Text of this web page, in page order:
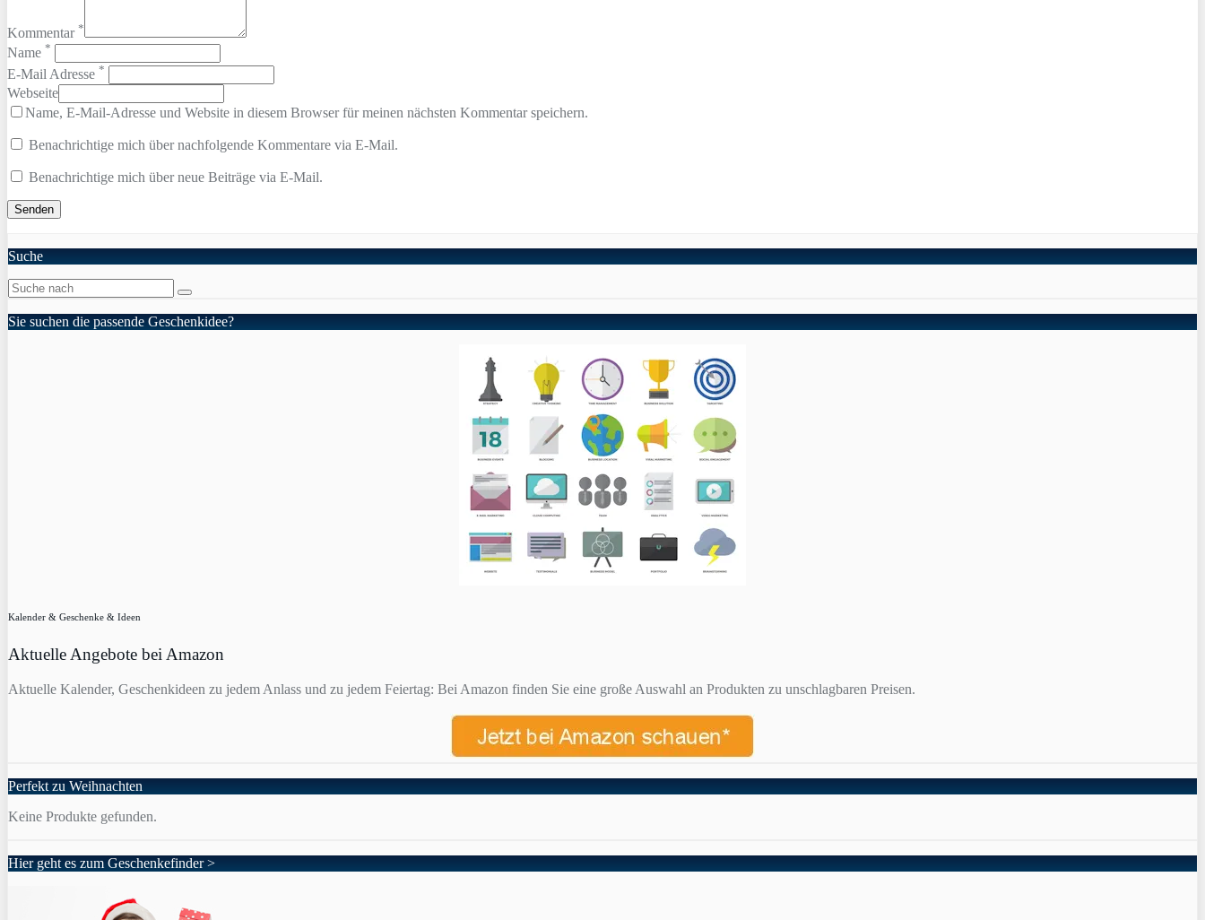
Kommentar *
Name *
E-Mail Adresse *
Webseite
Name, E-Mail-Adresse und Website in diesem Browser für meinen nächsten Kommentar speichern.
Benachrichtige mich über nachfolgende Kommentare via E-Mail.
Benachrichtige mich über neue Beiträge via E-Mail.
Suche
Sie suchen die passende Geschenkidee?
Kalender & Geschenke & Ideen
Aktuelle Angebote bei Amazon
Aktuelle Kalender, Geschenkideen zu jedem Anlass und zu jedem Feiertag: Bei Amazon finden Sie eine große Auswahl an Produkten zu unschlagbaren Preisen.
Perfekt zu Weihnachten
Keine Produkte gefunden.
Hier geht es zum Geschenkefinder >